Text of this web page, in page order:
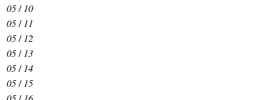
05/ 10
05/ 11
05/ 12
05/ 13
05/ 14
05/ 15